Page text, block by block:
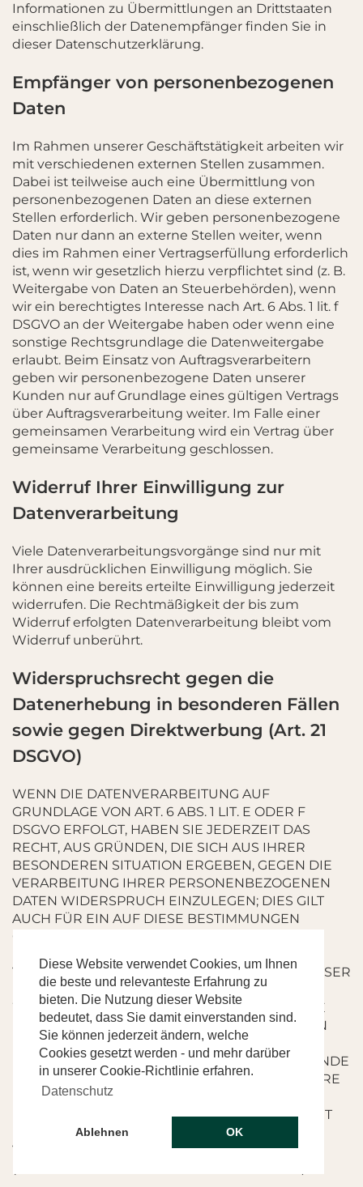
Diese Website verwendet Cookies, um Ihnen
die beste und relevanteste Erfahrung zu
bieten. Die Nutzung dieser Website
bedeutet, dass Sie damit einverstanden sind.
Sie können jederzeit ändern, welche
Cookies gesetzt werden - und mehr darüber
in unserer Cookie-Richtlinie erfahren.
Datenschutz
Ablehnen OK
Informationen zu Übermittlungen an Drittstaaten
einschließlich der Datenempfänger finden Sie in
dieser Datenschutzerklärung.
Empfänger von personenbezogenen
Daten
Im Rahmen unserer Geschäftstätigkeit arbeiten wir
mit verschiedenen externen Stellen zusammen.
Dabei ist teilweise auch eine Übermittlung von
personenbezogenen Daten an diese externen
Stellen erforderlich. Wir geben personenbezogene
Daten nur dann an externe Stellen weiter, wenn
dies im Rahmen einer Vertragserfüllung erforderlich
ist, wenn wir gesetzlich hierzu verpflichtet sind (z. B.
Weitergabe von Daten an Steuerbehörden), wenn
wir ein berechtigtes Interesse nach Art. 6 Abs. 1 lit. f
DSGVO an der Weitergabe haben oder wenn eine
sonstige Rechtsgrundlage die Datenweitergabe
erlaubt. Beim Einsatz von Auftragsverarbeitern
geben wir personenbezogene Daten unserer
Kunden nur auf Grundlage eines gültigen Vertrags
über Auftragsverarbeitung weiter. Im Falle einer
gemeinsamen Verarbeitung wird ein Vertrag über
gemeinsame Verarbeitung geschlossen.
Widerruf Ihrer Einwilligung zur
Datenverarbeitung
Viele Datenverarbeitungsvorgänge sind nur mit
Ihrer ausdrücklichen Einwilligung möglich. Sie
können eine bereits erteilte Einwilligung jederzeit
widerrufen. Die Rechtmäßigkeit der bis zum
Widerruf erfolgten Datenverarbeitung bleibt vom
Widerruf unberührt.
Widerspruchsrecht gegen die
Datenerhebung in besonderen Fällen
sowie gegen Direktwerbung (Art. 21
DSGVO)
WENN DIE DATENVERARBEITUNG AUF
GRUNDLAGE VON ART. 6 ABS. 1 LIT. E ODER F
DSGVO ERFOLGT, HABEN SIE JEDERZEIT DAS
RECHT, AUS GRÜNDEN, DIE SICH AUS IHRER
BESONDEREN SITUATION ERGEBEN, GEGEN DIE
VERARBEITUNG IHRER PERSONENBEZOGENEN
DATEN WIDERSPRUCH EINZULEGEN; DIES GILT
AUCH FÜR EIN AUF DIESE BESTIMMUNGEN
GESTÜTZTES PROFILING. DIE JEWEILIGE
VERARBEITUNG BERUHT, ENTNEHMEN SIE DIESER
DATENSCHUTZERKLÄRUNG. WENN SIE
WIDERSPRUCH EINLEGEN, WERDEN WIR IHRE
BETROFFENEN PERSONENBEZOGENEN DATEN
NICHT MEHR VERARBEITEN, ES SEI DENN, WIR
KÖNNEN ZWINGENDE SCHUTZWÜRDIGE GRÜNDE
FÜR DIE VERARBEITUNG NACHWEISEN, DIE IHRE
INTERESSEN, RECHTE UND FREIHEITEN
ÜBERWIEGEN ODER DIE VERARBEITUNG DIENT
DER GELTENDMACHUNG, AUSÜBUNG ODER
VERTEIDIGUNG VON RECHTSANSPRÜCHEN